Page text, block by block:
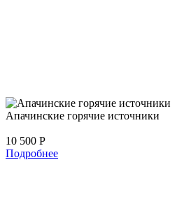
Апачинские горячие источники
10 500 Р
Подробнее